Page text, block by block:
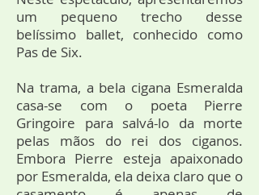
um pequeno trecho desse
belíssimo ballet, conhecido como
Pas de Six.
Na trama, a bela cigana Esmeralda
casa-se com o poeta Pierre
Gringoire para salvá-lo da morte
pelas mãos do rei dos ciganos.
Embora Pierre esteja apaixonado
por Esmeralda, ela deixa claro que o